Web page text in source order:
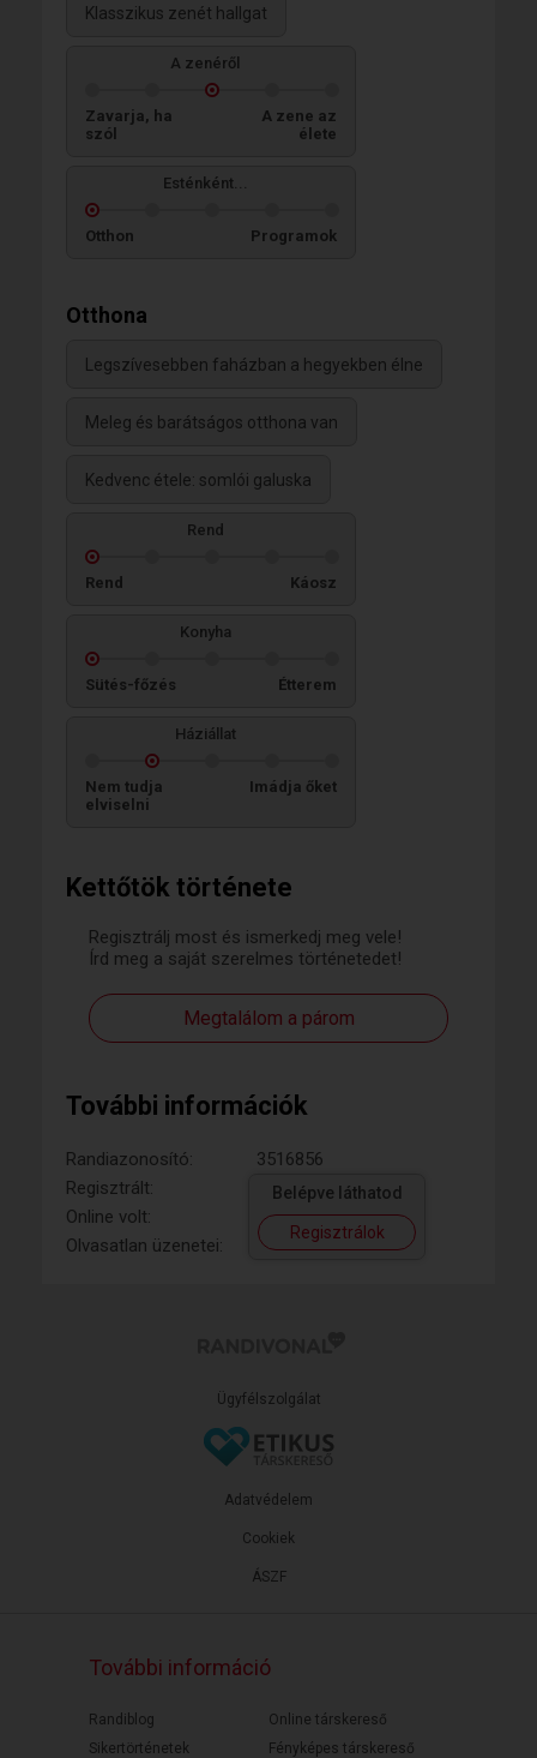
Kettőtök története
Regisztrálj most és ismerkedj meg vele!
Írd meg a saját szerelmes történetedet!
Megtalálom a párom
További információk
Randiazonosító:
3516856
Regisztrált:
Online volt:
Olvasatlan üzenetei:
Belépve láthatod
Regisztrálok
Klasszikus zenét hallgat
A zenéről
Zavarja, ha
szól
A zene az
élete
Esténként...
Otthon Programok
Otthona
Legszívesebben faházban a hegyekben élne
Meleg és barátságos otthona van
Kedvenc étele: somlói galuska
Rend
Rend Káosz
Konyha
Sütés-főzés Étterem
Háziállat
Nem tudja
elviselni
Imádja őket
Ügyfélszolgálat
ÁSZF
Adatvédelem
Cookiek
További információ
Randiblog
Sikertörténetek
Online társkereső
Fényképes társkereső